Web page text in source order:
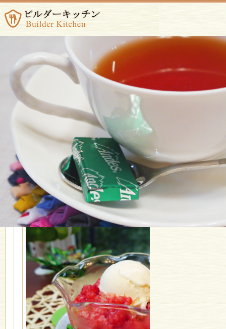
オンリーワンの味。Teahouse れりっしゅ
Teahouse れりっしゅは、南房総一美味しい紅茶
お楽しみいただけるティーハウスです。この店でし
か味わえない、味を目指しています。
２０１４年８月２２日のＯｐｅｎより、
日々ステ
ップアップを心がけ、一層愛される紅茶カフェを目
指しますので、どうぞよろしくお願いします！
れりっしゅの明るく大きなドアは、いつでも
皆様をお迎えいたします♪♪
新着情報
2018年7月14日（土）
月替わりスイーツのご紹介！